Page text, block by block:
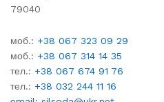
79040
моб.: +38 067 323 09 29
моб.: +38 067 314 14 35
тел.: +38 067 674 91 76
тел.: +38 032 244 11 16